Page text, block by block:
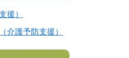
援）
介護予防支援）